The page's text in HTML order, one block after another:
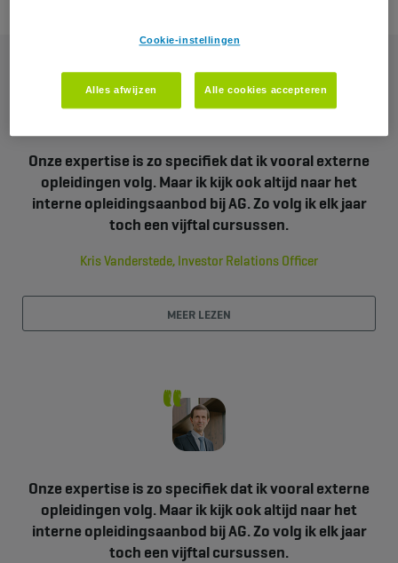
Onze expertise is zo specifiek dat ik vooral externe
opleidingen volg. Maar ik kijk ook altijd naar het
interne opleidingsaanbod bij AG. Zo volg ik elk jaar
toch een vijftal cursussen.
Kris Vanderstede, Investor Relations Officer
MEER LEZEN
Onze expertise is zo specifiek dat ik vooral externe
opleidingen volg. Maar ik kijk ook altijd naar het
interne opleidingsaanbod bij AG. Zo volg ik elk jaar
toch een vijftal cursussen.
Cookie-instellingen
Alles afwijzen Alle cookies accepteren